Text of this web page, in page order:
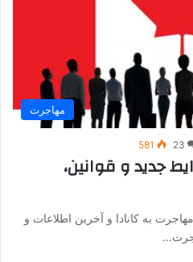
مهاجرت
23
581
جدید و قوانین،
به کانادا و آخرین اطلاعات و